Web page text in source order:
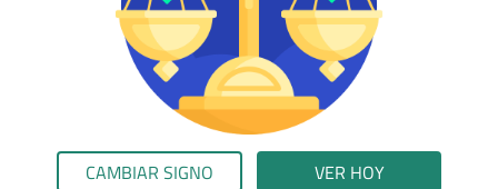
CAMBIAR SIGNO VER HOY